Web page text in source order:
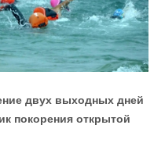
двух выходных дней
покорения открытой